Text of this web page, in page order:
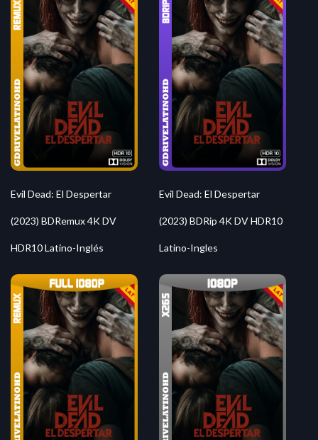
Evil Dead: El Despertar
(2023) BDRemux 4K DV
HDR10 Latino-Inglés
Evil Dead: El Despertar
(2023) BDRip 4K DV HDR10
Latino-Ingles